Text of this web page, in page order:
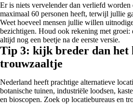
Er is niets vervelender dan verliefd worden
maximaal 60 personen heeft, terwijl jullie
Weet hoeveel mensen jullie willen
bezichtigen. Houd ook rekening met groei:
altijd nog een beetje na de eerste versie.
Tip 3: kijk breder dan het
trouwzaaltje
Nederland heeft prachtige alternatieve
botanische tuinen, industriële loodsen,
en bioscopen. Zoek op locatiebureaus en